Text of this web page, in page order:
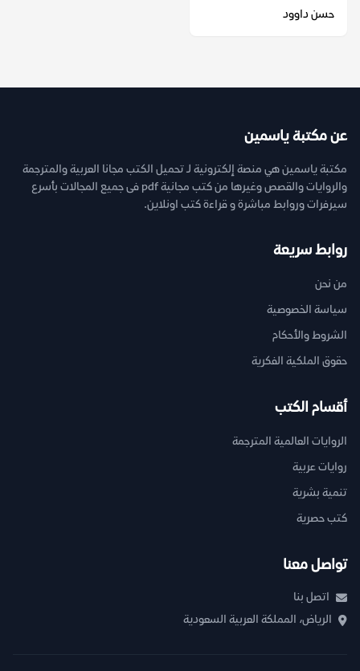
حسن داوود
عن مكتبة ياسمين
مكتبة ياسمين هي منصة إلكترونية لـ تحميل الكتب مجانا العربية والمترجمة
والروايات والقصص وغيرها من كتب مجانية pdf فى جميع المجالات بأسرع
سيرفرات وروابط مباشرة و قراءة كتب اونلاين.
روابط سريعة
من نحن
سياسة الخصوصية
الشروط والأحكام
حقوق الملكية الفكرية
أقسام الكتب
الروايات العالمية المترجمة
روايات عربية
تنمية بشرية
كتب حصرية
تواصل معنا
اتصل بنا
الرياض، المملكة العربية السعودية